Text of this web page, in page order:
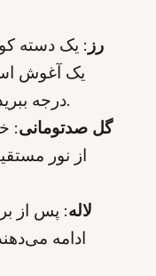
رز : یک دسته
درجه ببرید تا آب بیشتری جذب کنند.
گل صدتومانی:
از نور
لاله: پس از
ادامه